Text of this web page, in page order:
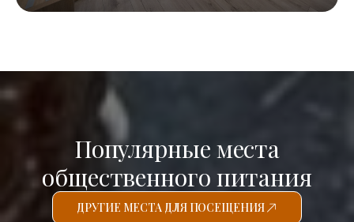
Популярные места
общественного питания
ДРУГИЕ МЕСТА ДЛЯ ПОСЕЩЕНИЯ